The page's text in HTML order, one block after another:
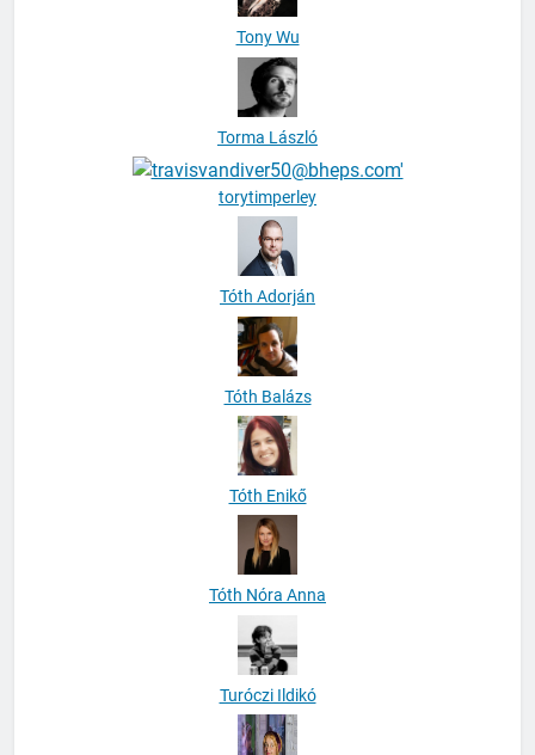
Tony Wu
Torma László
torytimperley
Tóth Adorján
Tóth Balázs
Tóth Enikő
Tóth Nóra Anna
Turóczi Ildikó